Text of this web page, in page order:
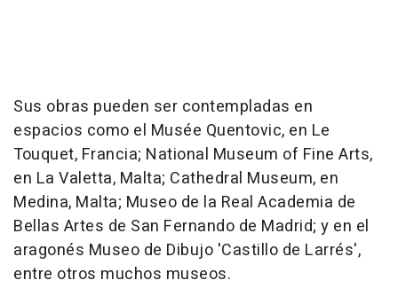
Sus obras pueden ser contempladas en
espacios como el Musée Quentovic, en Le
Touquet, Francia; National Museum of Fine Arts,
en La Valetta, Malta; Cathedral Museum, en
Medina, Malta; Museo de la Real Academia de
Bellas Artes de San Fernando de Madrid; y en el
aragonés Museo de Dibujo 'Castillo de Larrés',
entre otros muchos museos.